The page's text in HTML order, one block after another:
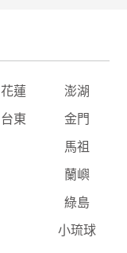
花蓮 澎湖
台東 金門
馬祖
蘭嶼
綠島
小琉球